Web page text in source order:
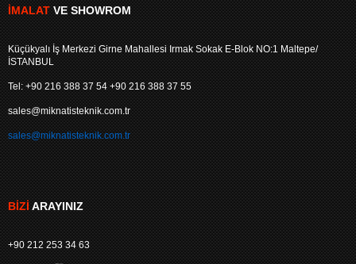
İMALATVE SHOWROM
Küçükyalı İş Merkezi Girne Mahallesi Irmak Sokak E-Blok NO:1 Maltepe/
İSTANBUL
Tel: +90 216 388 37 54 +90 216 388 37 55
sales@miknatisteknik.com.tr
sales@miknatisteknik.com.tr
BIZIARAYINIZ
+90 212 253 34 63